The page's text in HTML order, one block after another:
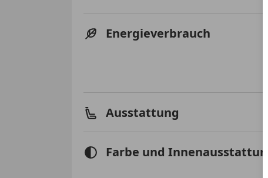
Energieverbrauch
Ausstattung
Farbe und Innenausstattung